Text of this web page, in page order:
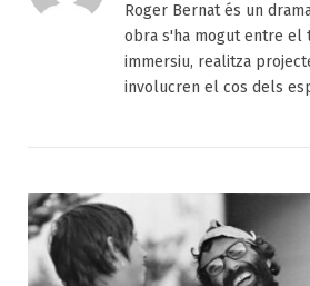
Roger Bernat és un
obra s'ha mogut entre el
immersiu, realitza
involucren el cos dels